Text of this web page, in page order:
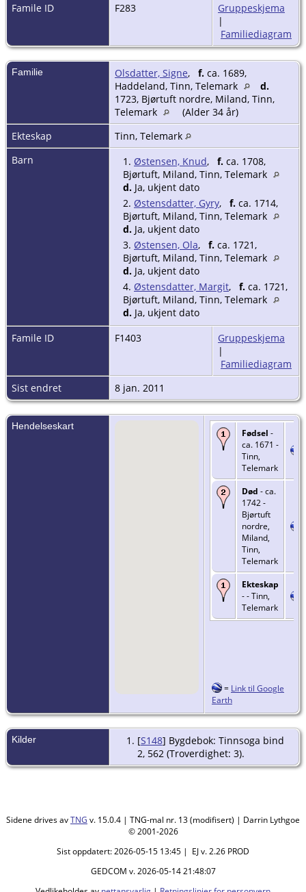
Famile ID
F283
Gruppeskjema
|
Familiediagram
Familie Olsdatter, Signe, f. ca. 1689,
Haddeland, Tinn, Telemark
d.
1723, Bjørtuft nordre, Miland, Tinn,
Telemark
(Alder 34 år)
Ekteskap
Tinn, Telemark
Barn
1. Østensen, Knud, f. ca. 1708,
Bjørtuft, Miland, Tinn, Telemark
d. Ja, ukjent dato
2. Østensdatter, Gyry, f. ca. 1714,
Bjørtuft, Miland, Tinn, Telemark
d. Ja, ukjent dato
3. Østensen, Ola, f. ca. 1721,
Bjørtuft, Miland, Tinn, Telemark
d. Ja, ukjent dato
4. Østensdatter, Margit, f. ca. 1721,
Bjørtuft, Miland, Tinn, Telemark
d. Ja, ukjent dato
Famile ID
F1403
Gruppeskjema
|
Familiediagram
Sist endret
8 jan. 2011
Hendelseskart
Fødsel -
ca. 1671 -
Tinn,
Telemark
Død - ca.
1742 -
Bjørtuft
nordre,
Miland,
Tinn,
Telemark
Ekteskap
- - Tinn,
Telemark
= Link til Google
Earth
Kilder [S148] Bygdebok: Tinnsoga bind
2, 562 (Troverdighet: 3).
Sidene drives avTNG v. 15.0.4 | TNG-mal nr. 13 (modifisert) | Darrin Lythgoe
© 2001-2026
Sist oppdatert: 2026-05-15 13:45 | EJ v. 2.26 PROD
GEDCOM v. 2026-05-14 21:48:07